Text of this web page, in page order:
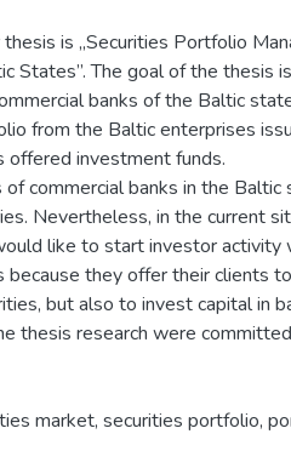
is „Securities Portfolio
States”. The goal of the thesis
banks of the Baltic
from the Baltic enterprises
offered investment funds.
commercial banks in the
Nevertheless, in the current
like to start investor activity
because they offer their clients
but also to invest capital in
thesis research were
market, securities portfolio,